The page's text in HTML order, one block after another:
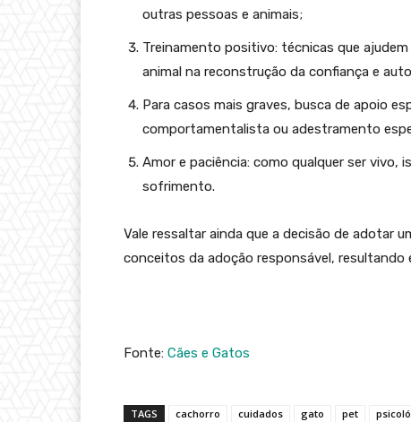
outras pessoas e animais;
Treinamento positivo: técnicas que
animal na reconstrução da confiança e
Para casos mais graves, busca de apoio
comportamentalista ou adestramento
Amor e paciência: como qualquer ser
sofrimento.
Vale ressaltar ainda que a decisão de adotar
conceitos da adoção responsável,
Fonte: Cães e Gatos
TAGS cachorro cuidados gato pet